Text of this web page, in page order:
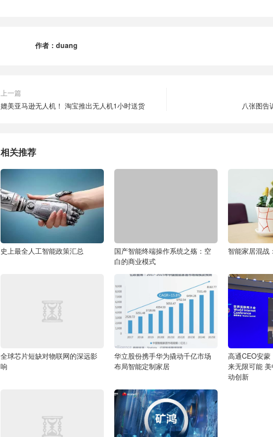
作者： duang
上一篇
媲美亚马逊无人机！ 淘宝推出无人机1小时送货
八张图告
相关推荐
史上最全人工智能政策汇总
国产智能终端操作系统之殇：空
白的商业模式
智能家居混战
全球芯片短缺对物联网的深远影
响
华立股份携手华为撬动千亿市场
布局智能定制家居
高通CEO安
来无限可能
动创新